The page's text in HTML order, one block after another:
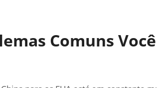
Comuns